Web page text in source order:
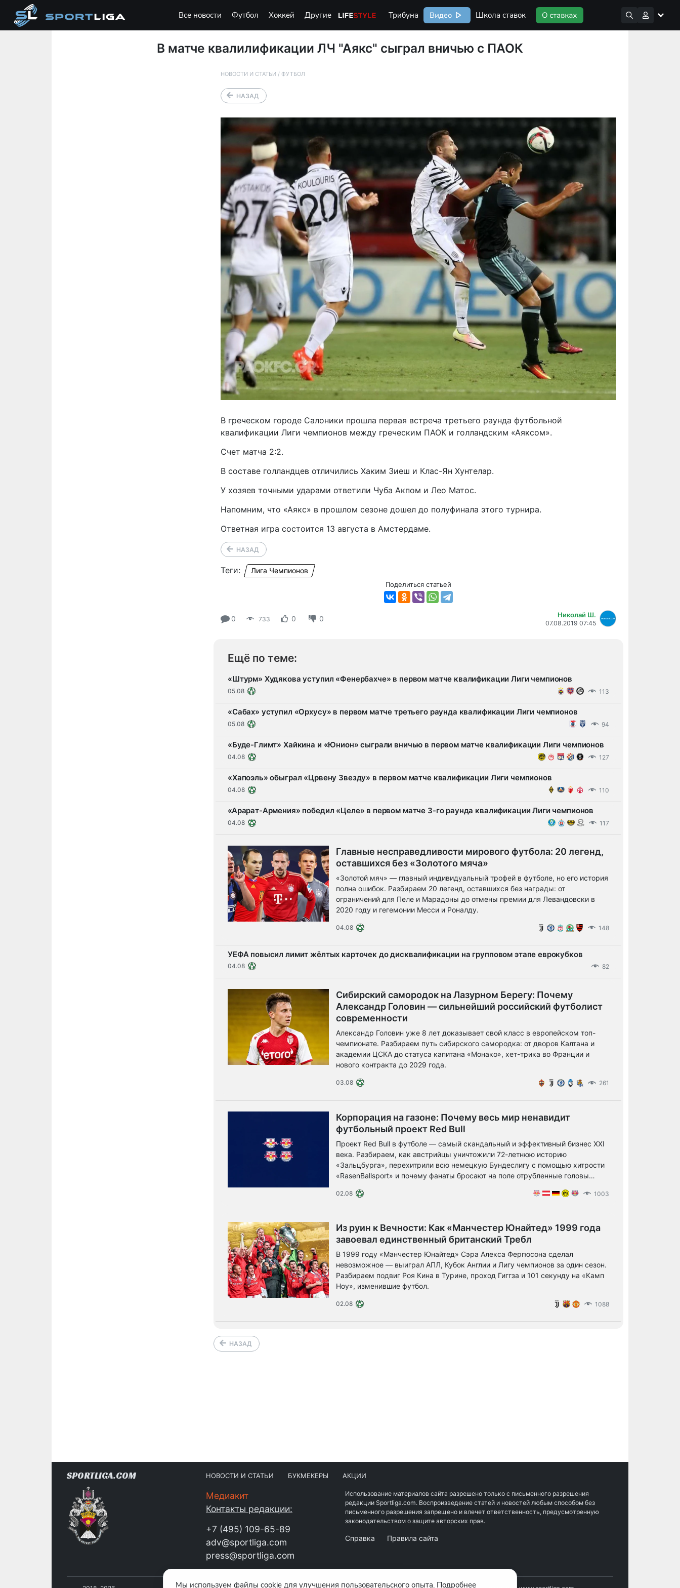
Все новости Футбол Хоккей Другие Life Style Трибуна Видео Школа ставок
В матче квалилификации ЛЧ "Аякс" сыграл вничью с ПАОК
НОВОСТИ И СТАТЬИ / ФУТБОЛ
НАЗАД
В греческом городе Салоники прошла первая встреча третьего раунда футбольной
квалификации Лиги чемпионов между греческим ПАОК и голландским «Аяксом».
Счет матча 2:2.
В составе голландцев отличились Хаким Зиеш и Клас-Ян Хунтелар.
У хозяев точными ударами ответили Чуба Акпом и Лео Матос.
Напомним, что «Аякс» в прошлом сезоне дошел до полуфинала этого турнира.
Ответная игра состоится 13 августа в Амстердаме.
НАЗАД
Теги: Лига Чемпионов
Поделиться статьей
0 733 0 0 Николай Ш.
07.08.2019 07:45
Ещё по теме:
«Штурм» Худякова уступил «Фенербахче» в первом матче квалификации Лиги чемпионов
05.08 113
«Сабах» уступил «Орхусу» в первом матче третьего раунда квалификации Лиги чемпионов
05.08 94
«Буде-Глимт» Хайкина и «Юнион» сыграли вничью в первом матче квалификации Лиги чемпионов
04.08 127
«Хапоэль» обыграл «Црвену Звезду» в первом матче квалификации Лиги чемпионов
04.08 110
«Арарат-Армения» победил «Целе» в первом матче 3-го раунда квалификации Лиги чемпионов
04.08 117
Главные несправедливости мирового футбола: 20 легенд,
оставшихся без «Золотого мяча»
«Золотой мяч» — главный индивидуальный трофей в футболе, но его история
полна ошибок. Разбираем 20 легенд, оставшихся без награды: от
ограничений для Пеле и Марадоны до отмены премии для Левандовски в
2020 году и гегемонии Месси и Роналду.
04.08 148
УЕФА повысил лимит жёлтых карточек до дисквалификации на групповом этапе еврокубков
04.08 82
Сибирский самородок на Лазурном Берегу: Почему
Александр Головин — сильнейший российский футболист
современности
Александр Головин уже 8 лет доказывает свой класс в европейском топ-
чемпионате. Разбираем путь сибирского самородка: от дворов Калтана и
академии ЦСКА до статуса капитана «Монако», хет-трика во Франции и
нового контракта до 2029 года.
03.08 261
Корпорация на газоне: Почему весь мир ненавидит
футбольный проект Red Bull
Проект Red Bull в футболе — самый скандальный и эффективный бизнес XXI
века. Разбираем, как австрийцы уничтожили 72-летнюю историю
«Зальцбурга», перехитрили всю немецкую Бундеслигу с помощью хитрости
«RasenBallsport» и почему фанаты бросают на поле отрубленные головы
02.08 1003
Из руин к Вечности: Как «Манчестер Юнайтед» 1999 года
завоевал единственный британский Требл
В 1999 году «Манчестер Юнайтед» Сэра Алекса Фергюсона сделал
невозможное — выиграл АПЛ, Кубок Англии и Лигу чемпионов за один сезон.
Разбираем подвиг Роя Кина в Турине, проход Гиггза и 101 секунду на «Камп
Ноу», изменившие футбол.
02.08 1088
НАЗАД
SPORTLIGA.COM НОВОСТИ И СТАТЬИ БУКМЕКЕРЫ АКЦИИ
Медиакит
Контакты редакции:
+7 (495) 109-65-89
adv@sportliga.com
press@sportliga.com
Использование материалов сайта разрешено только с письменного разрешения
редакции Sportliga.com. Воспроизведение статей и новостей любым способом без
письменного разрешения запрещено и влечет ответственность, предусмотренную
законодательством о защите авторских прав.
Справка Правила сайта
Мы используем файлы cookie для улучшения пользовательского опыта. Подробнее